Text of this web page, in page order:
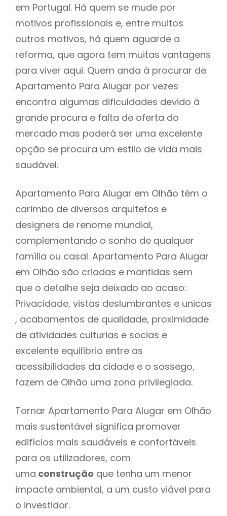
em Portugal. Há quem se mude por
motivos profissionais e, entre muitos
outros motivos, há quem aguarde a
reforma, que agora tem muitas vantagens
para viver aqui. Quem anda à procurar de
Apartamento Para Alugar por vezes
encontra algumas dificuldades devido à
grande procura e falta de oferta do
mercado mas poderá ser uma excelente
opção se procura um estilo de vida mais
saudável.
Apartamento Para Alugar em Olhão têm o
carimbo de diversos arquitetos e
designers de renome mundial,
complementando o sonho de qualquer
família ou casal. Apartamento Para Alugar
em Olhão são criadas e mantidas sem
que o detalhe seja deixado ao acaso:
Privacidade, vistas deslumbrantes e unicas
, acabamentos de qualidade, proximidade
de atividades culturias e socias e
excelente equilíbrio entre as
acessibilidades da cidade e o sossego,
fazem de Olhão uma zona privilegiada.
Tornar Apartamento Para Alugar em Olhão
mais sustentável significa promover
edifícios mais saudáveis e confortáveis
para os utilizadores, com
uma construção que tenha um menor
impacte ambiental, a um custo viável para
o investidor.